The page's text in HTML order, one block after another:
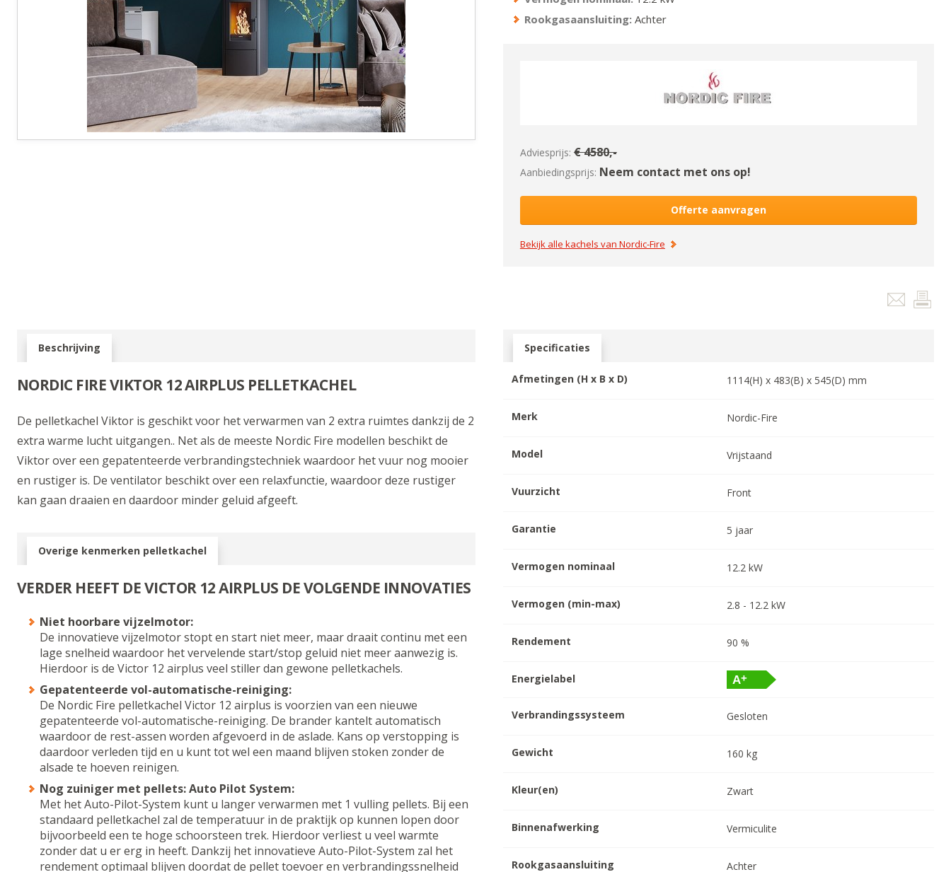
Rookgasaansluiting: Achter
Adviesprijs: €4580,-
Aanbiedingsprijs: Neem contact met ons op!
Offerte aanvragen
Bekijk alle kachels van Nordic-Fire
Specificaties
Afmetingen (H x B x D) 1114(H) x 483(B) x 545(D) mm
Merk Nordic-Fire
Model Vrijstaand
Vuurzicht Front
Garantie 5 jaar
Vermogen nominaal 12.2 kW
Vermogen (min-max) 2.8 - 12.2 kW
Rendement 90 %
Energielabel
Verbrandingssysteem Gesloten
Gewicht 160 kg
Kleur(en) Zwart
Binnenafwerking Vermiculite
Rookgasaansluiting Achter
Beschrijving
NORDIC FIRE VIKTOR 12 AIRPLUS PELLETKACHEL
De pelletkachel Viktor is geschikt voor het verwarmen van 2 extra ruimtes dankzij de 2
extra warme lucht uitgangen.. Net als de meeste Nordic Fire modellen beschikt de
Viktor over een gepatenteerde verbrandingstechniek waardoor het vuur nog mooier
en rustiger is. De ventilator beschikt over een relaxfunctie, waardoor deze rustiger
kan gaan draaien en daardoor minder geluid afgeeft.
Overige kenmerken pelletkachel
VERDER HEEFT DE VICTOR 12 AIRPLUS DE VOLGENDE INNOVATIES
Niet hoorbare vijzelmotor:
De innovatieve vijzelmotor stopt en start niet meer, maar draait continu met een
lage snelheid waardoor het vervelende start/stop geluid niet meer aanwezig is.
Hierdoor is de Victor 12 airplus veel stiller dan gewone pelletkachels.
Gepatenteerde vol-automatische-reiniging:
De Nordic Fire pelletkachel Victor 12 airplus is voorzien van een nieuwe
gepatenteerde vol-automatische-reiniging. De brander kantelt automatisch
waardoor de rest-assen worden afgevoerd in de aslade. Kans op verstopping is
daardoor verleden tijd en u kunt tot wel een maand blijven stoken zonder de
alsade te hoeven reinigen.
Nog zuiniger met pellets: Auto Pilot System:
Met het Auto-Pilot-System kunt u langer verwarmen met 1 vulling pellets. Bij een
standaard pelletkachel zal de temperatuur in de praktijk op kunnen lopen door
bijvoorbeeld een te hoge schoorsteen trek. Hierdoor verliest u veel warmte
zonder dat u er erg in heeft. Dankzij het innovatieve Auto-Pilot-System zal het
rendement optimaal blijven doordat de pellet toevoer en verbrandingssnelheid